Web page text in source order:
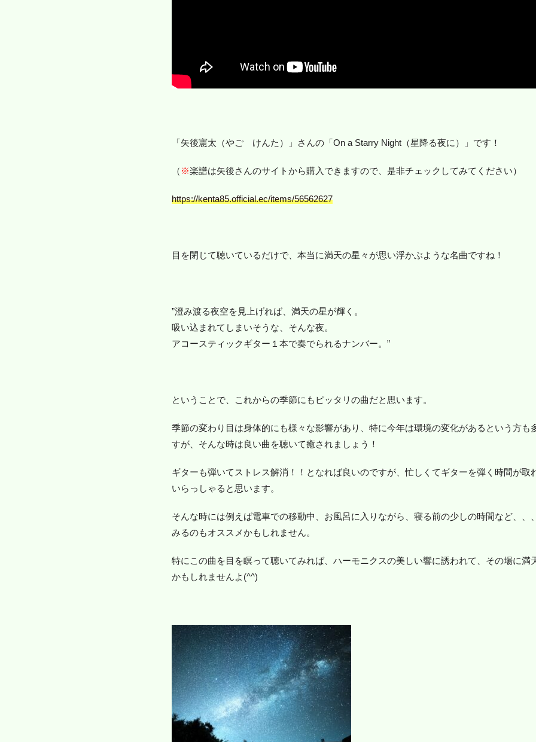
「矢後憲太（やご けんた）」さんの「On a Starry Night（星降る夜に）」です！
（ ※楽譜は矢後さんのサイトから購入できますので、是非チェックしてみてください）
https://kenta85.official.ec/items/56562627
目を閉じて聴いているだけで、本当に満天の星々が思い浮かぶような名曲ですね！
”澄み渡る夜空を見上げれば、満天の星が輝く。
吸い込まれてしまいそうな、そんな夜。
アコースティックギター１本で奏でられるナンバー。”
ということで、これからの季節にもピッタリの曲だと思います。
季節の変わり目は身体的にも様々な影響があり、特に今年は環境の変化があるという方も
すが、そんな時は良い曲を聴いて癒されましょう！
ギターも弾いてストレス解消！！となれば良いのですが、忙しくてギターを弾く時間が取
いらっしゃると思います。
そんな時には例えば電車での移動中、お風呂に入りながら、寝る前の少しの時間など、、
みるのもオススメかもしれません。
特にこの曲を目を瞑って聴いてみれば、ハーモニクスの美しい響に誘われて、その場に満
かもしれませんよ(^^)